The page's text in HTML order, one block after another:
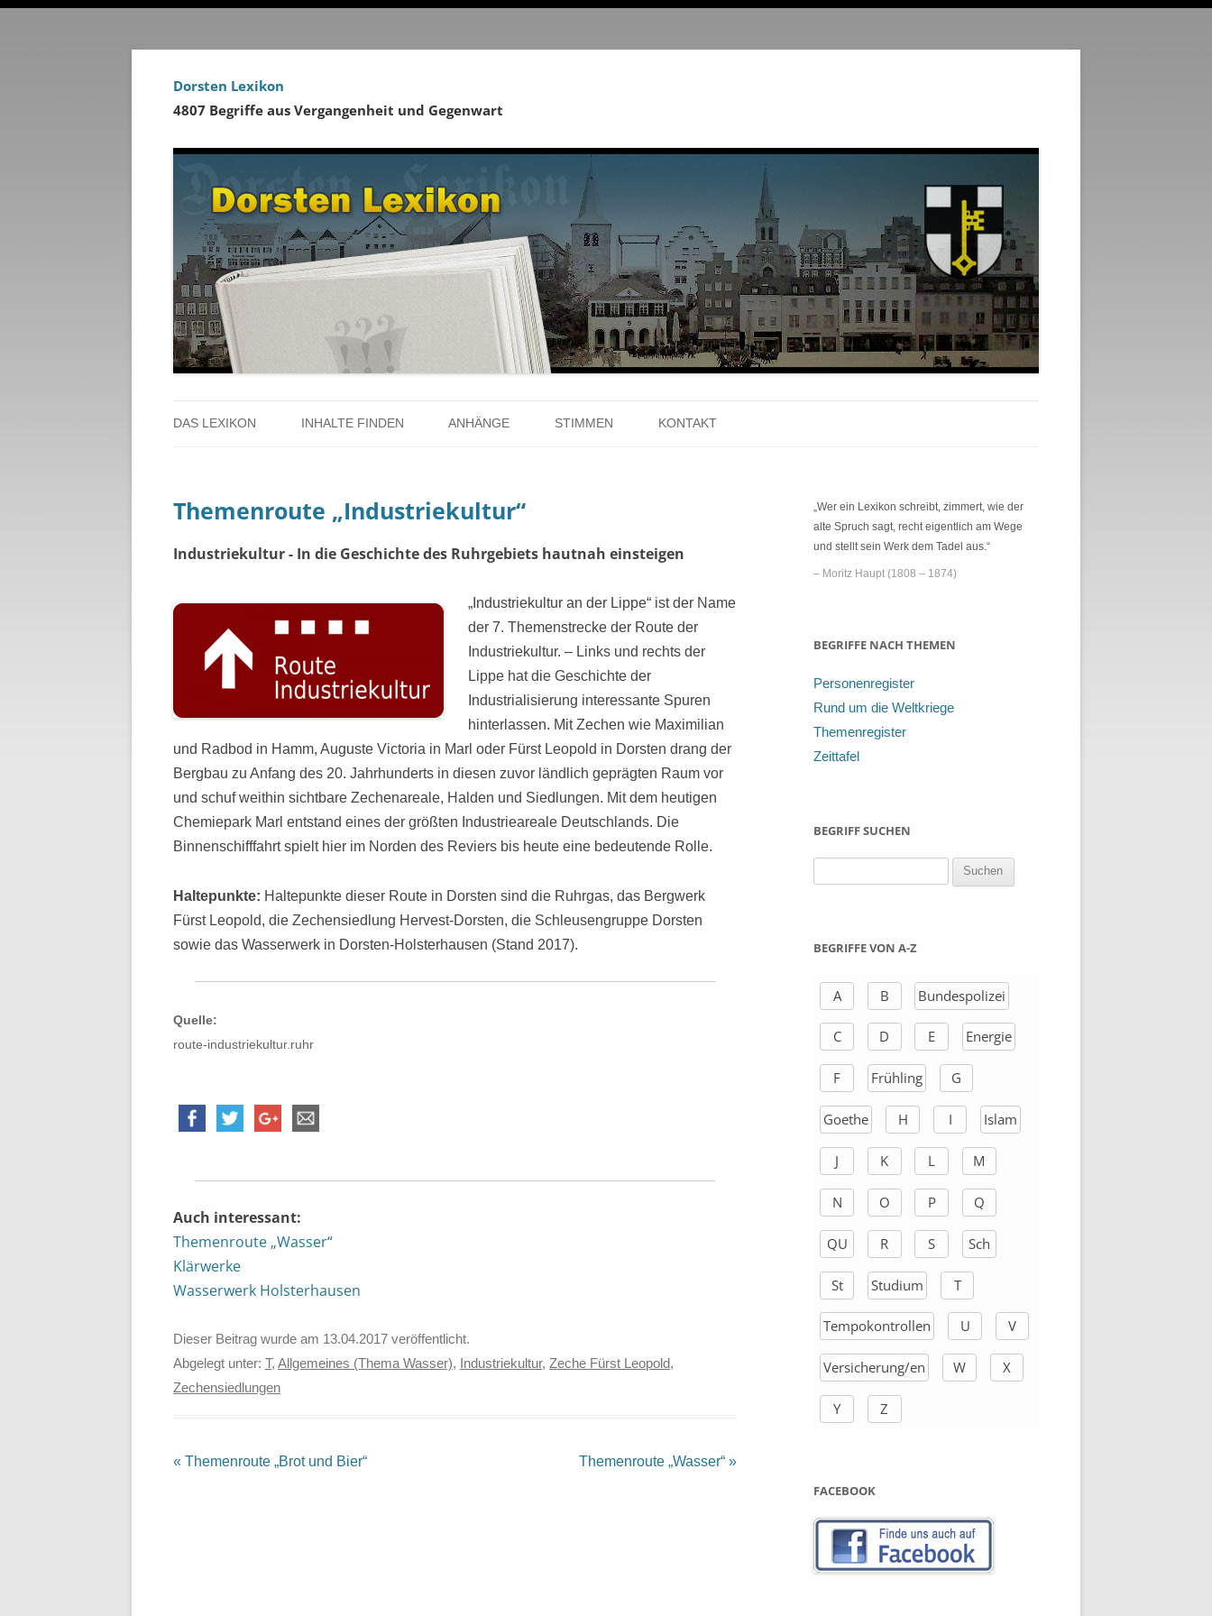
Dorsten Lexikon
4807 Begriffe aus Vergangenheit und Gegenwart
zum
DAS LEXIKON
ÜBER DAS PROJEKT
INHALTE FINDEN
PERSONENREGISTER
RUND UM DIE WELTKRIEGE
ZEITTAFEL
ANHÄNGE
LITERATUR ÜBER DORSTEN
LINKS
STIMMEN KONTAKT
DANK
Themenroute „Industriekultur“
Industriekultur - In die Geschichte des Ruhrgebiets hautnah einsteigen
„Industriekultur an der Lippe“ ist der Name
der 7. Themenstrecke der Route der
Industriekultur. – Links und rechts der
Lippe hat die Ge­schichte der
Industrialisierung inte­ressante Spuren
hinterlassen. Mit Zechen wie Maximilian
und Radbod in Hamm, Auguste Victoria in Marl oder Fürst Leopold in Dorsten drang der
Bergbau zu Anfang des 20. Jahrhunderts in diesen zuvor ländlich geprägten Raum vor
und schuf weithin sichtbare Zechen­areale, Halden und Siedlungen. Mit dem heuti­gen
Chemiepark Marl ent­stand eines der größten Industrieareale Deutschlands. Die
Binnenschifffahrt spielt hier im Norden des Reviers bis heute eine bedeutende Rolle.
Haltepunkte: Haltepunkte dieser Route in Dorsten sind die Ruhrgas, das Bergwerk
Fürst Leopold, die Zechensiedlung Hervest-Dorsten, die Schleusengruppe Dorsten
sowie das Wasserwerk in Dorsten-Holsterhausen (Stand 2017).
Quelle:
route-industriekultur.ruhr
Auch interessant:
Themenroute „Wasser“
Klärwerke
Wasserwerk Holsterhausen
Dieser Beitrag wurde am 13.04.2017 veröffentlicht.
Abgelegt unter: T, Allgemeines (Thema Wasser), Industriekultur, Zeche Fürst Leopold,
Zechensiedlungen
Beitrags-
« Themenroute „Brot und Bier“ Themenroute „Wasser“ »
„Wer ein Lexikon schreibt, zimmert, wie der
alte Spruch sagt, recht eigentlich am Wege
und stellt sein Werk dem Tadel aus.“
– Moritz Haupt (1808 – 1874)
BEGRIFFE NACH THEMEN
Personenregister
Rund um die Weltkriege
Themenregister
Zeittafel
BEGRIFF SUCHEN
h
h
BEGRIFFE VON A-Z
A B Bundespolizei
C D E Energie
F Frühling G
Goethe H I Islam
J K L M
N O P Q
QU R S Sch
St Studium T
Tempokontrollen U V
Versicherung/en W X
Y Z
FACEBOOK